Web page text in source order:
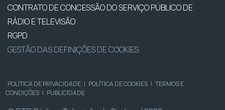
CONTRATO DE CONCESSÃO DO SERVIÇO PÚBLICO DE
RÁDIO E TELEVISÃO
RGPD
GESTÃO DAS DEFINIÇÕES DE COOKIES
POLÍTICA DE PRIVACIDADE | POLÍTICA DE COOKIES | TERMOS E
CONDIÇÕES | PUBLICIDADE